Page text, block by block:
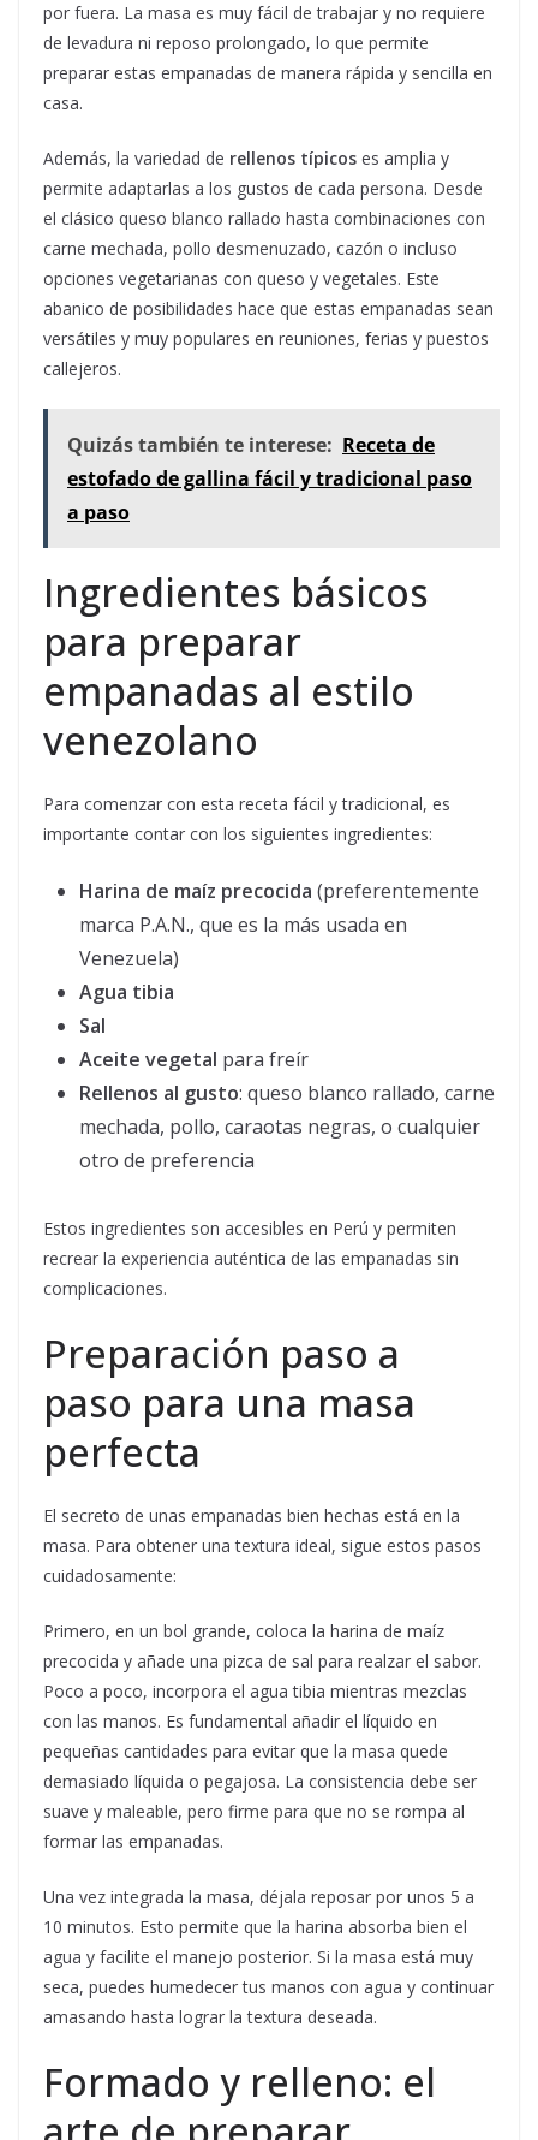
por fuera. La masa es muy fácil de trabajar y no requiere
de levadura ni reposo prolongado, lo que permite
preparar estas empanadas de manera rápida y sencilla en
casa.
Además, la variedad de rellenos típicos es amplia y
permite adaptarlas a los gustos de cada persona. Desde
el clásico queso blanco rallado hasta combinaciones con
carne mechada, pollo desmenuzado, cazón o incluso
opciones vegetarianas con queso y vegetales. Este
abanico de posibilidades hace que estas empanadas sean
versátiles y muy populares en reuniones, ferias y puestos
callejeros.
Quizás también te interese: Receta de
estofado de gallina fácil y tradicional paso
a paso
Ingredientes básicos
para preparar
empanadas al estilo
venezolano
Para comenzar con esta receta fácil y tradicional, es
importante contar con los siguientes ingredientes:
Harina de maíz precocida (preferentemente
marca P.A.N., que es la más usada en
Venezuela)
Agua tibia
Sal
Aceite vegetal para freír
Rellenos al gusto: queso blanco rallado, carne
mechada, pollo, caraotas negras, o cualquier
otro de preferencia
Estos ingredientes son accesibles en Perú y permiten
recrear la experiencia auténtica de las empanadas sin
complicaciones.
Preparación paso a
paso para una masa
perfecta
El secreto de unas empanadas bien hechas está en la
masa. Para obtener una textura ideal, sigue estos pasos
cuidadosamente:
Primero, en un bol grande, coloca la harina de maíz
precocida y añade una pizca de sal para realzar el sabor.
Poco a poco, incorpora el agua tibia mientras mezclas
con las manos. Es fundamental añadir el líquido en
pequeñas cantidades para evitar que la masa quede
demasiado líquida o pegajosa. La consistencia debe ser
suave y maleable, pero firme para que no se rompa al
formar las empanadas.
Una vez integrada la masa, déjala reposar por unos 5 a
10 minutos. Esto permite que la harina absorba bien el
agua y facilite el manejo posterior. Si la masa está muy
seca, puedes humedecer tus manos con agua y continuar
amasando hasta lograr la textura deseada.
Formado y relleno: el